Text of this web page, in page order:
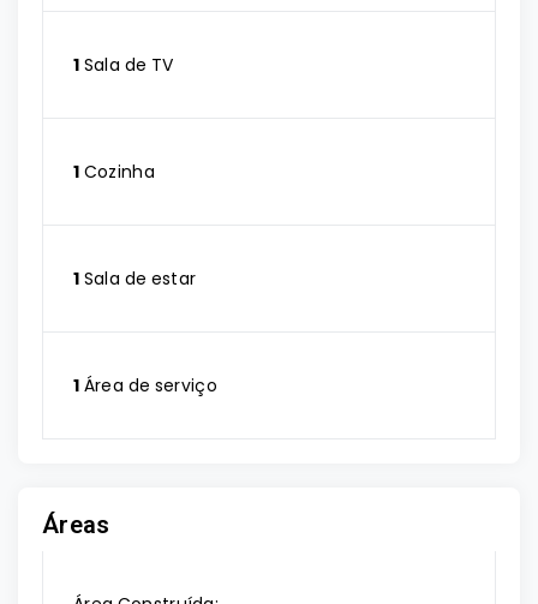
1 Sala de TV
1 Cozinha
1 Sala de estar
1 Área de serviço
Áreas